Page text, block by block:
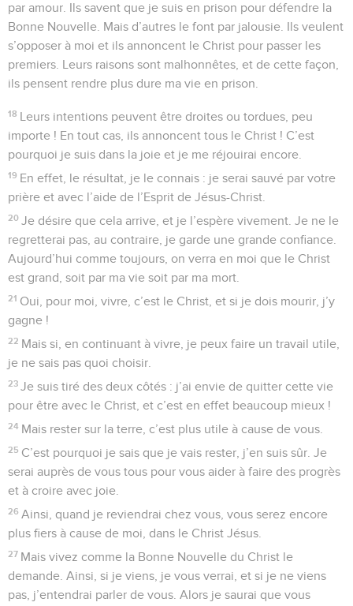
par amour. Ils savent que je suis en prison pour défendre la
Bonne Nouvelle. Mais d’autres le font par jalousie. Ils veulent
s’opposer à moi et ils annoncent le Christ pour passer les
premiers. Leurs raisons sont malhonnêtes, et de cette façon,
ils pensent rendre plus dure ma vie en prison.
18 Leurs intentions peuvent être droites ou tordues, peu
importe ! En tout cas, ils annoncent tous le Christ ! C’est
pourquoi je suis dans la joie et je me réjouirai encore.
19 En effet, le résultat, je le connais : je serai sauvé par votre
prière et avec l’aide de l’Esprit de Jésus-Christ.
20 Je désire que cela arrive, et je l’espère vivement. Je ne le
regretterai pas, au contraire, je garde une grande confiance.
Aujourd’hui comme toujours, on verra en moi que le Christ
est grand, soit par ma vie soit par ma mort.
21 Oui, pour moi, vivre, c’est le Christ, et si je dois mourir, j’y
gagne !
22 Mais si, en continuant à vivre, je peux faire un travail utile,
je ne sais pas quoi choisir.
23 Je suis tiré des deux côtés : j’ai envie de quitter cette vie
pour être avec le Christ, et c’est en effet beaucoup mieux !
24 Mais rester sur la terre, c’est plus utile à cause de vous.
25 C’est pourquoi je sais que je vais rester, j’en suis sûr. Je
serai auprès de vous tous pour vous aider à faire des progrès
et à croire avec joie.
26 Ainsi, quand je reviendrai chez vous, vous serez encore
plus fiers à cause de moi, dans le Christ Jésus.
27 Mais vivez comme la Bonne Nouvelle du Christ le
demande. Ainsi, si je viens, je vous verrai, et si je ne viens
pas, j’entendrai parler de vous. Alors je saurai que vous